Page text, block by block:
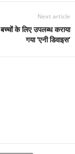
Next article
बच्चों के लिए उपलब्ध कराया
गया ’एनी डिवाइस’